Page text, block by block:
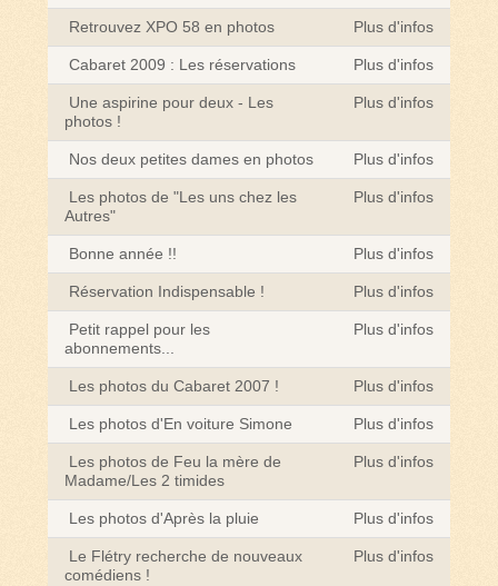
Retrouvez XPO 58 en photos Plus d'infos
Cabaret 2009 : Les réservations Plus d'infos
Une aspirine pour deux - Les
photos !
Plus d'infos
Nos deux petites dames en photos Plus d'infos
Les photos de "Les uns chez les
Autres"
Plus d'infos
Bonne année !! Plus d'infos
Réservation Indispensable ! Plus d'infos
Petit rappel pour les
abonnements...
Plus d'infos
Les photos du Cabaret 2007 ! Plus d'infos
Les photos d'En voiture Simone Plus d'infos
Les photos de Feu la mère de
Madame/Les 2 timides
Plus d'infos
Les photos d'Après la pluie Plus d'infos
Le Flétry recherche de nouveaux
comédiens !
Plus d'infos